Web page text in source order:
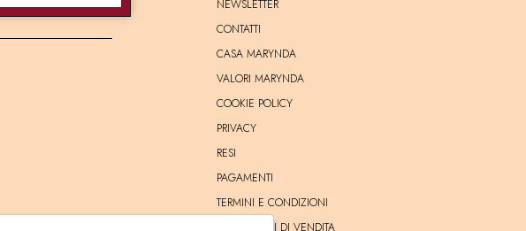
NEWSLETTER
CONTATTI
CASA MARYNDA
VALORI MARYNDA
COOKIE POLICY
PRIVACY
RESI
PAGAMENTI
TERMINI E CONDIZIONI
CONDIZIONI DI VENDITA